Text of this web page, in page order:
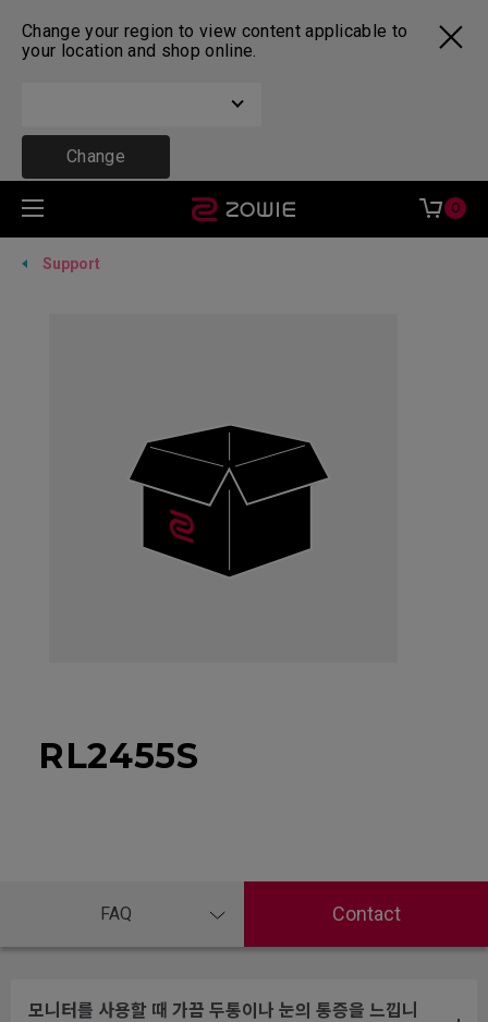
Change your region to view content applicable to
your location and shop online.
Change
0
Support
RL2455S
FAQ Contact
모니터를 사용할 때 가끔 두통이나 눈의 통증을 느낍니